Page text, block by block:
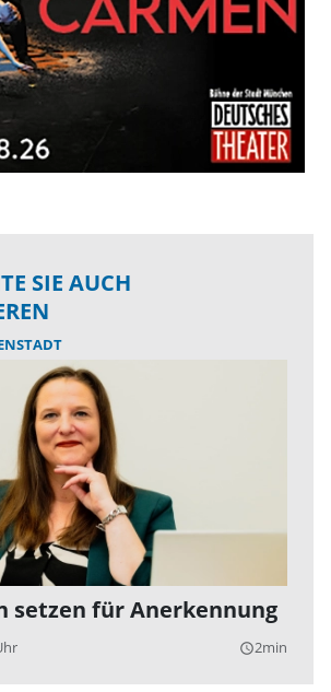
SIE AUCH
setzen für Anerkennung
query_builder2min